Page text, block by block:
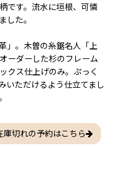
です。流水に垣根、可憐
した。
」。木曽の糸鋸名人「上
ーダーした杉のフレーム
クス仕上げのみ。ぷっく
いただけるよう仕立てまし
庫切れの予約はこちら